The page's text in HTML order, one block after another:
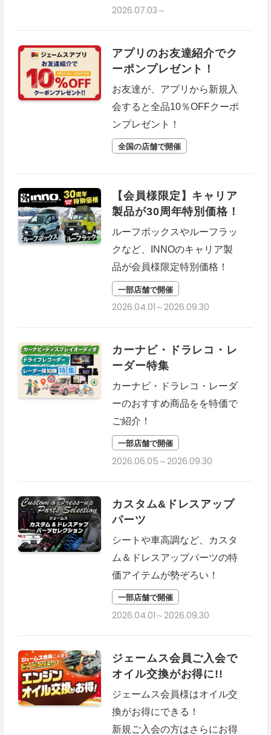
2026.07.03～
アプリのお友達紹介でク
ーポンプレゼント！
お友達が、アプリから新規入
会すると全品10％OFFクーポ
ンプレゼント！
全国の店舗で開催
【会員様限定】キャリア
製品が30周年特別価格！
ルーフボックスやルーフラッ
クなど、INNOのキャリア製
品が会員様限定特別価格！
一部店舗で開催
2026.04.01～2026.09.30
カーナビ・ドラレコ・レ
ーダー特集
カーナビ・ドラレコ・レーダ
ーのおすすめ商品をを特価で
ご紹介！
一部店舗で開催
2026.06.05～2026.09.30
カスタム&ドレスアップ
パーツ
シートや車高調など、カスタ
ム＆ドレスアップパーツの特
価アイテムが勢ぞろい！
一部店舗で開催
2026.04.01～2026.09.30
ジェームス会員ご入会で
オイル交換がお得に!!
ジェームス会員様はオイル交
換がお得にできる！
新規ご入会の方はさらにお得